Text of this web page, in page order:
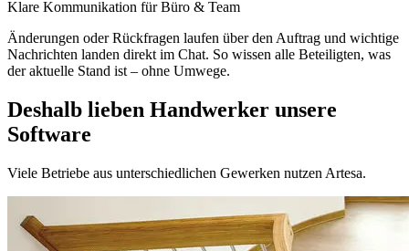
Klare Kommunikation für Büro & Team
Änderungen oder Rückfragen laufen über den Auftrag und wichtige
Nachrichten landen direkt im Chat. So wissen alle Beteiligten, was
der aktuelle Stand ist – ohne Umwege.
Deshalb lieben Handwerker unsere
Software
Viele Betriebe aus unterschiedlichen Gewerken nutzen Artesa.